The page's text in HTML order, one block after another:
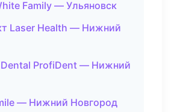
Family — Ульяновск
Laser Health — Нижний
ProfiDent — Нижний
— Нижний Новгород